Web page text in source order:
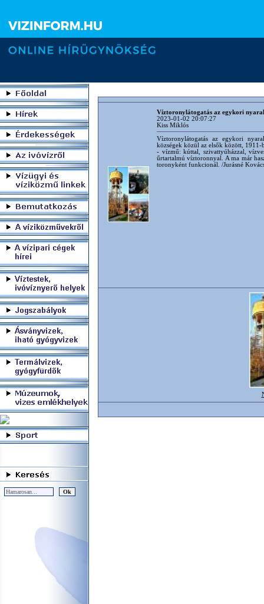
Víztoronylátogatás az egykori
2023-01-02 20:07:27
Kiss Miklós
Víztoronylátogatás az egykori
községek közül az elsők között, 1911-
- vízmű: kúttal, szivattyúházzal,
űrtartalmú víztoronnyal. A ma már
toronyként funkcionál. /Jurásné